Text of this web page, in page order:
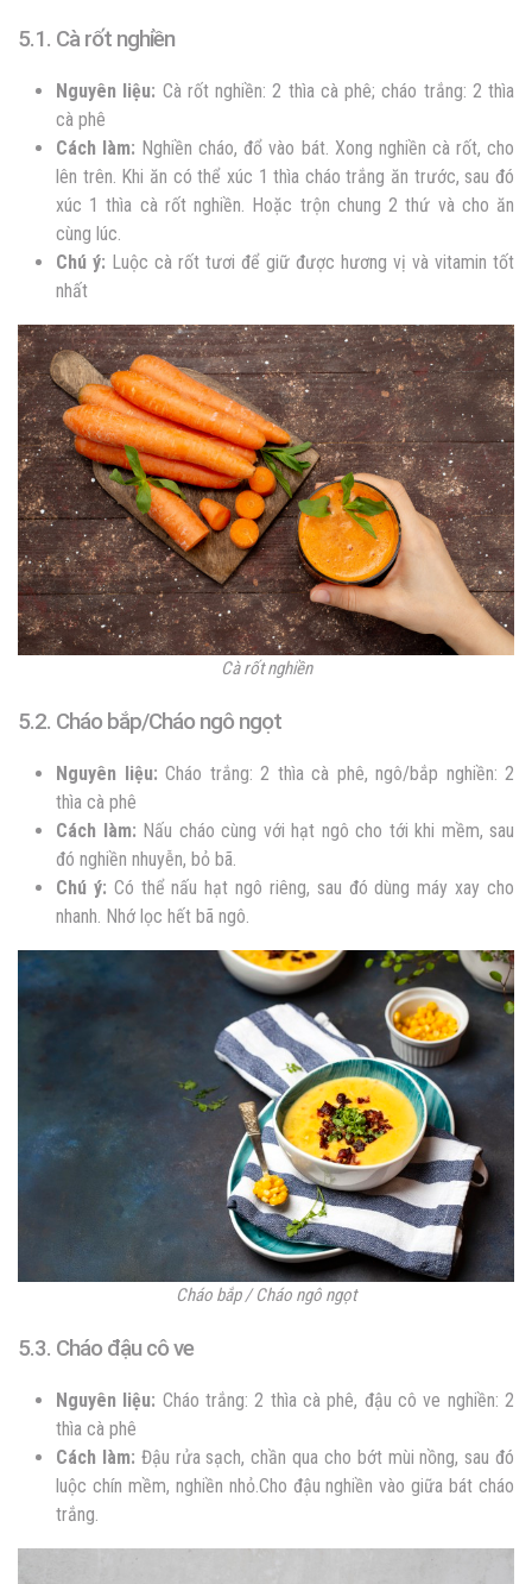
5.1. Cà rốt nghiền
Nguyên liệu: Cà rốt nghiền: 2 thìa cà phê; cháo trắng: 2 thìa
cà phê
Cách làm: Nghiền cháo, đổ vào bát. Xong nghiền cà rốt, cho
lên trên. Khi ăn có thể xúc 1 thìa cháo trắng ăn trước, sau đó
xúc 1 thìa cà rốt nghiền. Hoặc trộn chung 2 thứ và cho ăn
cùng lúc.
Chú ý: Luộc cà rốt tươi để giữ được hương vị và vitamin tốt
nhất
Cà rốt nghiền
5.2. Cháo bắp/Cháo ngô ngọt
Nguyên liệu: Cháo trắng: 2 thìa cà phê, ngô/bắp nghiền: 2
thìa cà phê
Cách làm: Nấu cháo cùng với hạt ngô cho tới khi mềm, sau
đó nghiền nhuyễn, bỏ bã.
Chú ý: Có thể nấu hạt ngô riêng, sau đó dùng máy xay cho
nhanh. Nhớ lọc hết bã ngô.
Cháo bắp / Cháo ngô ngọt
5.3. Cháo đậu cô ve
Nguyên liệu: Cháo trắng: 2 thìa cà phê, đậu cô ve nghiền: 2
thìa cà phê
Cách làm: Đậu rửa sạch, chần qua cho bớt mùi nồng, sau đó
luộc chín mềm, nghiền nhỏ.Cho đậu nghiền vào giữa bát cháo
trắng.